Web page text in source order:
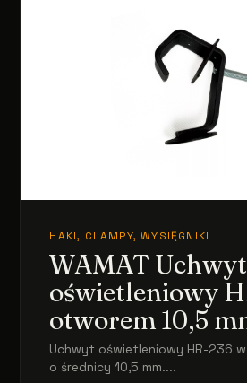
HAKI, CLAMPY, WYSIĘGNIKI
WAMAT Uchwyt
oświetleniowy
otworem 10,5
Uchwyt oświetleniowy HR-236
o średnicy 10,5 mm....